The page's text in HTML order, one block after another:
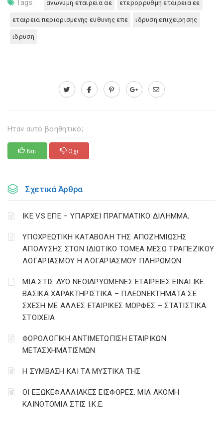
Tags: ανωνυμη εταιρεια αε ετερορρυθμη εταιρεια εε
εταιρεια περιορισμενης ευθυνης επε ιδρυση επιχειρησης
ιδρυση
Ηταν αυτό βοηθητικό;
Ναι Οχι
Σχετικά Άρθρα
ΙΚΕ VS ΕΠΕ – ΥΠΑΡΧΕΙ ΠΡΑΓΜΑΤΙΚΟ ΔΙΛΗΜΜΑ;
YΠΟΧΡΕΩΤΙΚΗ ΚΑΤΑΒΟΛΗ ΤΗΣ ΑΠΟΖΗΜΙΩΣΗΣ
ΑΠΟΛΥΣΗΣ ΣΤΟΝ ΙΔΙΩΤΙΚΟ ΤΟΜΕΑ ΜΕΣΩ ΤΡΑΠΕΖΙΚΟΥ
ΛΟΓΑΡΙΑΣΜΟΥ Η ΛΟΓΑΡΙΑΣΜΟΥ ΠΛΗΡΩΜΩΝ
ΜΙΑ ΣΤΙΣ ΔΥΟ ΝΕΟΪΔΡΥΟΜΕΝΕΣ ΕΤΑΙΡΕΙΕΣ ΕΙΝΑΙ ΙΚΕ.
ΒΑΣΙΚΑ ΧΑΡΑΚΤΗΡΙΣΤΙΚΑ – ΠΛΕΟΝΕΚΤΗΜΑΤΑ ΣΕ
ΣΧΕΣΗ ΜΕ ΑΛΛΕΣ ΕΤΑΙΡΙΚΕΣ ΜΟΡΦΕΣ – ΣΤΑΤΙΣΤΙΚΑ
ΣΤΟΙΧΕΙΑ
ΦΟΡΟΛΟΓΙΚΗ ΑΝΤΙΜΕΤΩΠΙΣΗ ΕΤΑΙΡΙΚΩΝ
ΜΕΤΑΣΧΗΜΑΤΙΣΜΩΝ
Η ΣΥΜΒΑΣΗ ΚΑΙ ΤΑ ΜΥΣΤΙΚΑ ΤΗΣ
ΟΙ ΕΞΩΚΕΦΑΛΑΙΑΚΕΣ ΕΙΣΦΟΡΕΣ: ΜΙΑ ΑΚΟΜΗ
ΚΑΙΝΟΤΟΜΙΑ ΣΤΙΣ Ι.Κ.Ε.